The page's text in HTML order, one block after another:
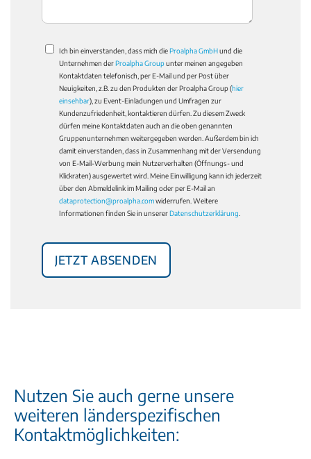
Ich bin einverstanden, dass mich dieProalpha GmbHund die
Unternehmen derProalpha Groupunter meinen angegeben
Kontaktdaten telefonisch, per E-Mail und per Post über
Neuigkeiten, z.B. zu den Produkten der Proalpha Group (hier
einsehbar), zu Event-Einladungen und Umfragen zur
Kundenzufriedenheit, kontaktieren dürfen. Zu diesem Zweck
dürfen meine Kontaktdaten auch an die oben genannten
Gruppenunternehmen weitergegeben werden. Außerdem bin ich
damit einverstanden, dass in Zusammenhang mit der Versendung
von E-Mail-Werbung mein Nutzerverhalten (Öffnungs- und
Klickraten) ausgewertet wird. Meine Einwilligung kann ich jederzeit
über den Abmeldelink im Mailing oder per E-Mail an
dataprotection@proalpha.comwiderrufen. Weitere
Informationen finden Sie in unsererDatenschutzerklärung
Nutzen Sie auch gerne unsere
weiteren länderspezifischen
Kontaktmöglichkeiten: